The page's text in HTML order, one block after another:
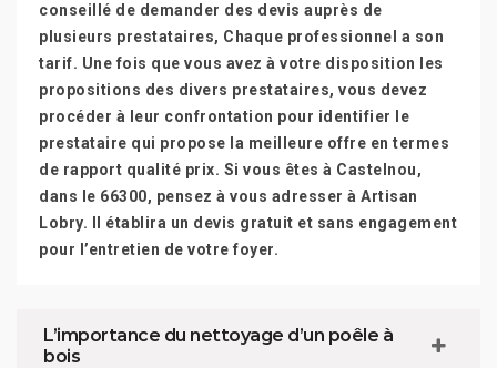
conseillé de demander des devis auprès de
plusieurs prestataires, Chaque professionnel a son
tarif. Une fois que vous avez à votre disposition les
propositions des divers prestataires, vous devez
procéder à leur confrontation pour identifier le
prestataire qui propose la meilleure offre en termes
de rapport qualité prix. Si vous êtes à Castelnou,
dans le 66300, pensez à vous adresser à Artisan
Lobry. Il établira un devis gratuit et sans engagement
pour l’entretien de votre foyer.
L’importance du nettoyage d’un poêle à
bois